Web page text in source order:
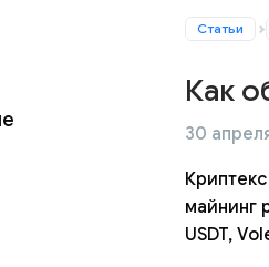
Статьи
Как
30
майнинг
USDT,